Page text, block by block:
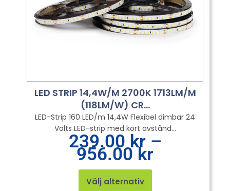
LED STRIP 14,4W/M 2700K 1713LM/M
(118LM/W) CR...
LED-Strip 160 LED/m 14,4W Flexibel dimbar 24
Volts LED-strip med kort avstånd...
239.00kr –
956.00kr239.00 kr
Välj alternativ